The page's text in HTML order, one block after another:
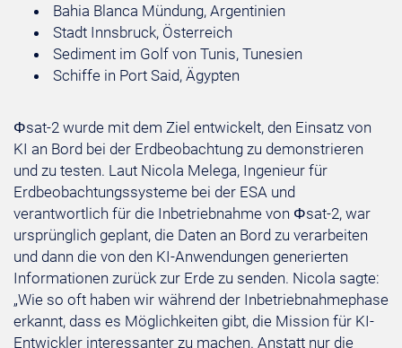
Bahia Blanca Mündung, Argentinien
Stadt Innsbruck, Österreich
Sediment im Golf von Tunis, Tunesien
Schiffe in Port Said, Ägypten
Φsat-2 wurde mit dem Ziel entwickelt, den Einsatz von
KI an Bord bei der Erdbeobachtung zu demonstrieren
und zu testen. Laut Nicola Melega, Ingenieur für
Erdbeobachtungssysteme bei der ESA und
verantwortlich für die Inbetriebnahme von Φsat-2, war
ursprünglich geplant, die Daten an Bord zu verarbeiten
und dann die von den KI-Anwendungen generierten
Informationen zurück zur Erde zu senden. Nicola sagte:
„Wie so oft haben wir während der Inbetriebnahmephase
erkannt, dass es Möglichkeiten gibt, die Mission für KI-
Entwickler interessanter zu machen. Anstatt nur die